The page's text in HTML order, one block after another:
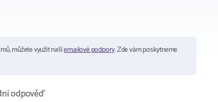
můžete využít našíemailové podpory. Zde vám poskytneme
odpověď